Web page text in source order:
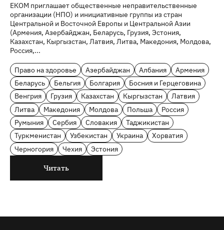
EКOM приглашает общественные неправительственные
организации (НПО) и инициативные группы из стран
Центральной и Восточной Европы и Центральной Азии
(Армения, Азербайджан, Беларусь, Грузия, Эстония,
Казахстан, Кыргызстан, Латвия, Литва, Македония, Молдова,
Россия,...
Право на здоровье Азербайджан Албания
Армения
Беларусь
Бельгия Болгария
Босния и Герцеговина
Венгрия
Грузия Казахстан Кыргызстан
Латвия
Литва
Македония Молдова Польша
Россия
Румыния
Сербия Словакия
Таджикистан
Туркменистан
Узбекистан Украина
Хорватия
Черногория
Чехия Эстония
Читать